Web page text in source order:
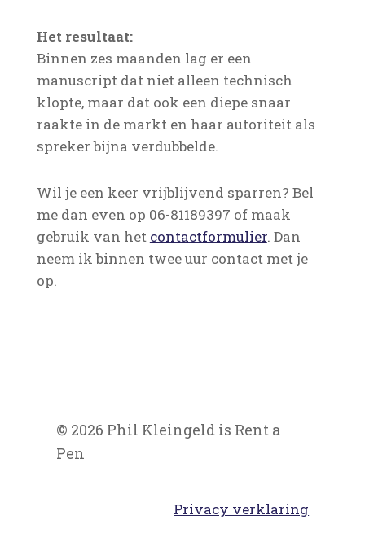
Het resultaat:
Binnen zes maanden lag er een
manuscript dat niet alleen technisch
klopte, maar dat ook een diepe snaar
raakte in de markt en haar autoriteit als
spreker bijna verdubbelde.
Wil je een keer vrijblijvend sparren? Bel
me dan even op 06-81189397 of maak
gebruik van het contactformulier. Dan
neem ik binnen twee uur contact met je
op.
© 2026 Phil Kleingeld is Rent a
Pen
Privacy verklaring